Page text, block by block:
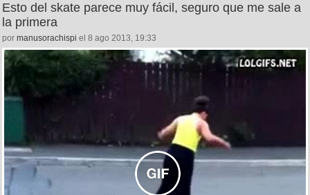
Esto del skate parece muy fácil, seguro que me sale a
la primera
por manusorachispi el 8 ago 2013, 19:33